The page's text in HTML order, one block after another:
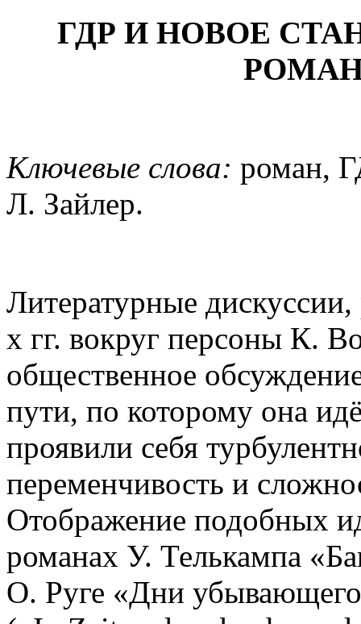
ГДР И НОВОЕ
Ключевые слова: роман,
Л. Зайлер.
Литературные
х гг. вокруг персоны К.
общественное
пути, по которому она
проявили себя
переменчивость и
Отображение подобных
романах У. Телькампа
О. Руге «Дни